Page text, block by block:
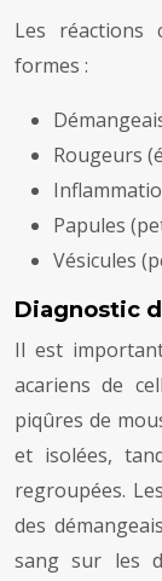
Les réactions
formes :
Rougeurs
Papules
Vésicules
Diagnostic
Il est
acariens de
piqûres de
et isolées,
regroupées.
des
sang sur les